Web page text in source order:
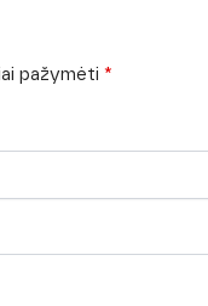
pažymėti *